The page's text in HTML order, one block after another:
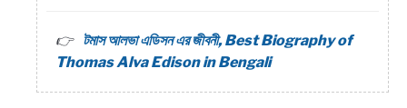
টমাস আলভা এডিসন এর জীবনী, Best Biography of
Thomas Alva Edison in Bengali